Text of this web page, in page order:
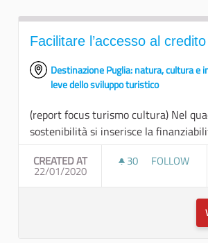
Facilitare l’accesso al credito
Destinazione Puglia: natura, cultura e
leve dello sviluppo turistico
(report focus turismo cultura) Nel
sostenibilità si inserisce la
CREATED AT
22/01/2020
30 30 FOLLOWERS
FOLLOW